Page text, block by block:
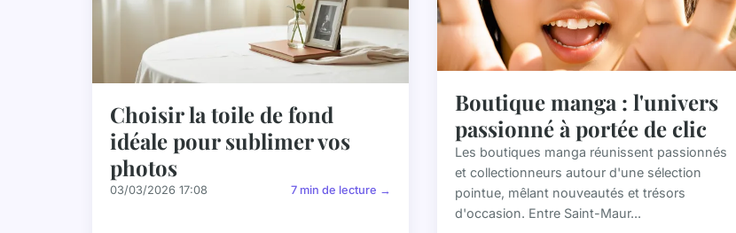
Choisir la toile de fond
idéale pour sublimer vos
photos
03/03/2026 17:08 7 min de lecture →
Boutique manga : l'univers
passionné à portée de clic
Les boutiques manga réunissent passionnés
et collectionneurs autour d'une sélection
pointue, mêlant nouveautés et trésors
d'occasion. Entre Saint-Maur...